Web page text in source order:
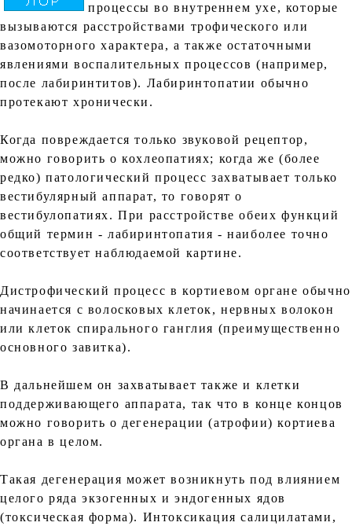
процессы во внутреннем ухе, которые
вызываются расстройствами трофического или
вазомоторного характера, а также остаточными
явлениями воспалительных процессов (например,
после лабиринтитов). Лабиринтопатии обычно
протекают хронически.
Когда повреждается только звуковой рецептор,
можно говорить о кохлеопатиях; когда же (более
редко) патологический процесс захватывает только
вестибулярный аппарат, то говорят о
вестибулопатиях. При расстройстве обеих функций
общий термин - лабиринтопатия - наиболее точно
соответствует наблюдаемой картине.
Дистрофический процесс в кортиевом органе обычно
начинается с волосковых клеток, нервных волокон
или клеток спирального ганглия (преимущественно
основного завитка).
В дальнейшем он захватывает также и клетки
поддерживающего аппарата, так что в конце концов
можно говорить о дегенерации (атрофии) кортиева
органа в целом.
Такая дегенерация может возникнуть под влиянием
целого ряда экзогенных и эндогенных ядов
(токсическая форма). Интоксикация салицилатами,